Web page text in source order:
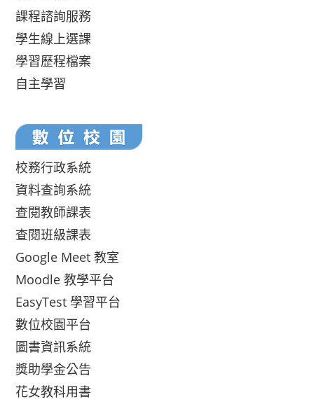
課程諮詢服務
學生線上選課
學習歷程檔案
自主學習
校務行政系統
資料查詢系統
查閱教師課表
查閱班級課表
Google Meet 教室
Moodle 教學平台
EasyTest 學習平台
數位校園平台
圖書資訊系統
獎助學金公告
花女教科用書